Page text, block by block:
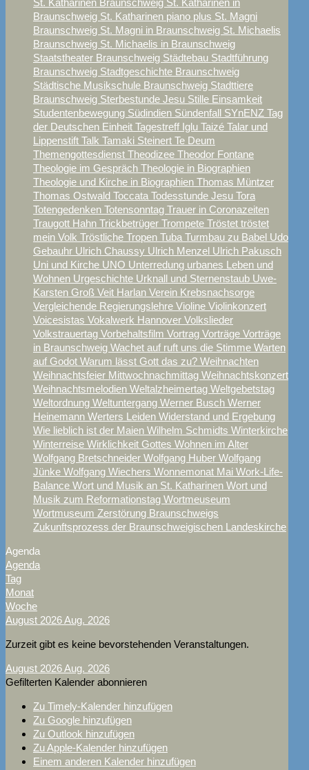
St. Katharinen Braunschweig St. Katharinen in
Braunschweig St. Katharinen piano plus St. Magni
Braunschweig St. Magni in Braunschweig St. Michaelis
Braunschweig St. Michaelis in Braunschweig
Staatstheater Braunschweig Städtebau Stadtführung
Braunschweig Stadtgeschichte Braunschweig
Städtische Musikschule Braunschweig Stadttiere
Braunschweig Sterbestunde Jesu Stille Einsamkeit
Studentenbewegung Südindien Sündenfall SYnENZ Tag
der Deutschen Einheit Tagestreff Iglu Taizé Talar und
Lippenstift Talk Tamaki Steinert Te Deum
Themengottesdienst Theodizee Theodor Fontane
Theologie im Gespräch Theologie in Biographien
Theologie und Kirche in Biographien Thomas Müntzer
Thomas Ostwald Toccata Todesstunde Jesu Tora
Totengedenken Totensonntag Trauer in Coronazeiten
Traugott Hahn Trickbetrüger Trompete Tröstet tröstet
mein Volk Tröstliche Tropen Tuba Turmbau zu Babel Udo
Gebauhr Ulrich Chaussy Ulrich Menzel Ulrich Pakusch
Uni und Kirche UNO Unterredung urbanes Leben und
Wohnen Urgeschichte Urknall und Sternenstaub Uwe-
Karsten Groß Veit Harlan Verein Krebsnachsorge
Vergleichende Regierungslehre Violine Violinkonzert
Voicesistas Vokalwerk Hannover Volkslieder
Volkstrauertag Vorbehaltsfilm Vortrag Vorträge Vorträge
in Braunschweig Wachet auf ruft uns die Stimme Warten
auf Godot Warum lässt Gott das zu? Weihnachten
Weihnachtsfeier Mittwochnachmittag Weihnachtskonzert
Weihnachtsmelodien Weltalzheimertag Weltgebetstag
Weltordnung Weltuntergang Werner Busch Werner
Heinemann Werters Leiden Widerstand und Ergebung
Wie lieblich ist der Maien Wilhelm Schmidts Winterkirche
Winterreise Wirklichkeit Gottes Wohnen im Alter
Wolfgang Bretschneider Wolfgang Huber Wolfgang
Jünke Wolfgang Wiechers Wonnemonat Mai Work-Life-
Balance Wort und Musik an St. Katharinen Wort und
Musik zum Reformationstag Wortmeuseum
Wortmuseum Zerstörung Braunschweigs
Zukunftsprozess der Braunschweigischen Landeskirche
Agenda
Agenda
Tag
Monat
Woche
August 2026Aug. 2026
Zurzeit gibt es keine bevorstehenden Veranstaltungen.
August 2026Aug. 2026
Gefilterten Kalender abonnieren
Zu Timely-Kalender hinzufügen
Zu Google hinzufügen
Zu Outlook hinzufügen
Zu Apple-Kalender hinzufügen
Einem anderen Kalender hinzufügen